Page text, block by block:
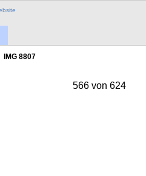
IMG 8807
566 von 624